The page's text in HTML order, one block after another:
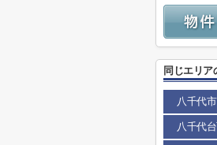
同じエリア
八千代市
八千代